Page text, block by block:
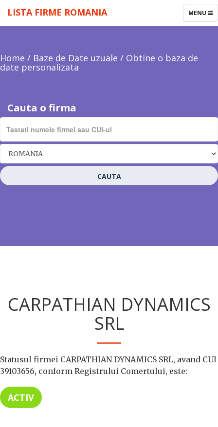
TOGGLE
MENU
LISTA FIRME ROMANIA
Home / Baze de Date uzuale / Obtine o baza de
date personalizata
Cauta o firma
CAUTA
CARPATHIAN DYNAMICS
SRL
Statusul firmei CARPATHIAN DYNAMICS SRL, avand CUI
39103656, conform Registrului Comertului, este:
ACTIV